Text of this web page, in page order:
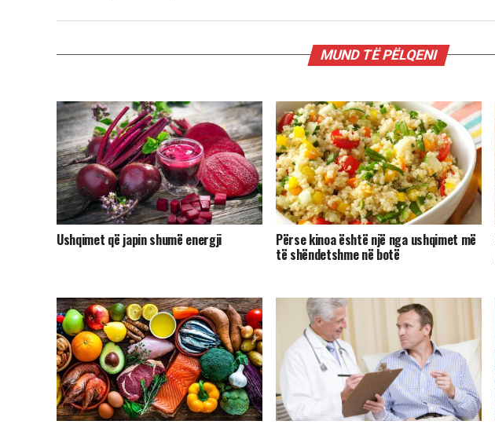
MUND TË PËLQENI
Ushqimet që japin shumë energji Përse kinoa është një nga ushqimet më
të shëndetshme në botë